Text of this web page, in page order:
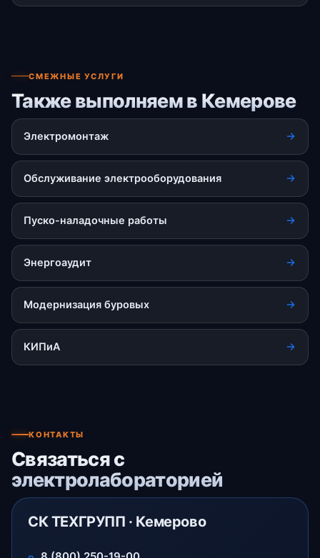
СМЕЖНЫЕ УСЛУГИ
Также выполняем в Кемерове
Электромонтаж
Обслуживание электрооборудования
Пуско-наладочные работы
Энергоаудит
Модернизация буровых
КИПиА
КОНТАКТЫ
Связаться с
электролабораторией
СК ТЕХГРУПП · Кемерово